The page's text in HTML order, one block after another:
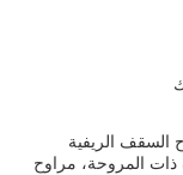
السقف الريفية
المروحة، مراوح